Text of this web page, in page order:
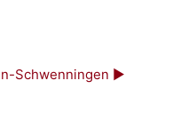
Schwenningen ▶︎